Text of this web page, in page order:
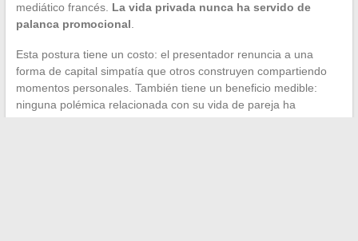
mediático francés. La vida privada nunca ha servido de
palanca promocional.
Esta postura tiene un costo: el presentador renuncia a una
forma de capital simpatía que otros construyen compartiendo
momentos personales. También tiene un beneficio medible:
ninguna polémica relacionada con su vida de pareja ha